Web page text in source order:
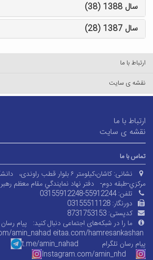
سال 1388 (38)
سال 1387 (28)
ارتباط با ما
نقشه ی سایت
ارتباط با ما
نقشه ی سایت
تماس با ما
نشانی: کاشان،کیلومتر ۶ بلوار قطب راوندی،
مرکزي-طبقه دوم- دفتر نهاد نمايندگي مقام معظم
تلفن:03155912248-55912244
دورنگار: 03155511128
کدپستی: 8731753153
ما را در شبکه‌های اجتماعی دنبال کنید: پیام رسان
amin_nahad eitaa.com/hamresankashan
پیام رسان تلگرام
t.me/amin_nahad
Instagram.com/amin_nhd